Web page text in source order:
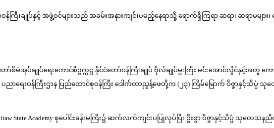
န်ကြီးချုပ်နှင့် အဖွဲ့ဝင်များသည် အခမ်းအနားကျင်းပမည့်နေရာသို့ ရောက်ရှိကြရာ ဆရာ၊ ဆရာမမျာ
မံအုပ်ချုပ်ရေးကောင်စီဥက္ကဋ္ဌ နိုင်ငံတော်ဝန်ကြီးချုပ် ဗိုလ်ချုပ်မှူးကြီး မင်းအောင်လှိုင်နှင့်အတူ
ပညာရေးဝန်ကြီးဌာန ပြည်ထောင်စုဝန်ကြီး ဒေါက်တာညွန့်ဖေတို့က (၂၃) ကြိမ်မြောက် ဝိဇ္ဇာနှင့်သိ
Academy စုပေါင်းခန်းမကြီး၌ ဆက်လက်ကျင်းပပြုလုပ်ပြီး ဦးစွာ ဝိဇ္ဇာနှင့်သိပ္ပံ သုတေသနညီ